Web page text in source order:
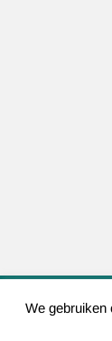
We gebruiken